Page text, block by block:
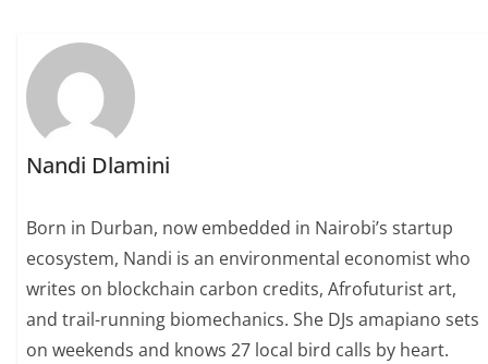
Nandi Dlamini
Born in Durban, now embedded in Nairobi’s startup
ecosystem, Nandi is an environmental economist who
writes on blockchain carbon credits, Afrofuturist art,
and trail-running biomechanics. She DJs amapiano sets
on weekends and knows 27 local bird calls by heart.